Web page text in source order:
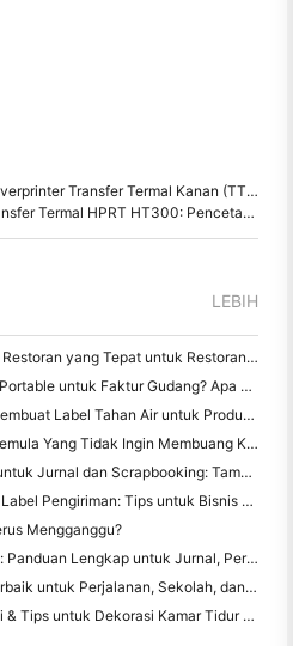
Termal Kanan (TTO) untuk Produsi Makanan
HT300: Pencetakan Kode QR Efisien untuk Inspeksi Perangkat
LEBIH
Cara Memilih Perangkat Lunak Restoran yang Tepat untuk Restoran Kecil atau Midsize Anda
Apakah Anda Butuh Printer A4 Portable untuk Faktur Gudang? Apa yang sebenarnya bekerja
Bisakah Printer Label Termal Membuat Label Tahan Air untuk Produk Bisnis Kecil?
Kamera Instan Terbaik Untuk Pemula Yang Tidak Ingin Membuang Kertas
Pembuat Label Warna Terbaik untuk Jurnal dan Scrapbooking: Tambahkan Lebih Banyak Warna ke Setiap Halaman
Tulisan Tangan vs. Percetakan Label Pengiriman: Tips untuk Bisnis Kecil di 2026
Mengganggu?
Cara Memilih Printer Foto Saku: Panduan Lengkap untuk Jurnal, Perjalanan, dan Pengguna iPhone
Printer Portable Tanpa Tinta Terbaik untuk Perjalanan, Sekolah, dan Kerja Mobile: Hanin MT620 Pro Review
Ide Tata letak Dinding Foto Mini & Tips untuk Dekorasi Kamar Tidur dan Asrama